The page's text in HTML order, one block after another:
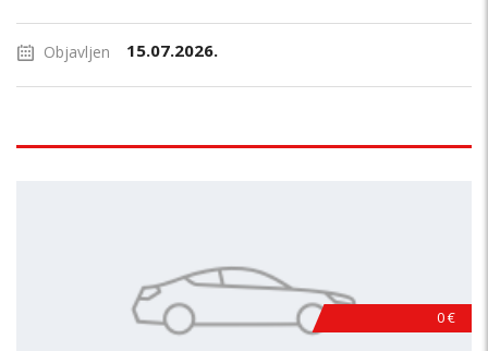
Objavljen 15.07.2026.
0 €